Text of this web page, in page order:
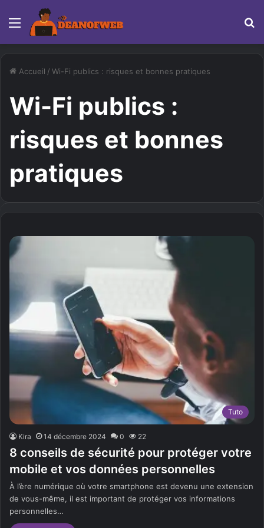
Menu
Accueil / Wi-Fi publics : risques et bonnes pratiques
Wi-Fi publics :
risques et bonnes
pratiques
Tuto
Kira 14 décembre 2024 0 22
8 conseils de sécurité pour protéger votre
mobile et vos données personnelles
À l’ère numérique où votre smartphone est devenu une extension
de vous-même, il est important de protéger vos informations
personnelles…